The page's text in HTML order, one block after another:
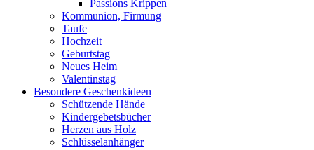
Passions Krippen
Kommunion, Firmung
Taufe
Hochzeit
Geburtstag
Neues Heim
Valentinstag
Besondere Geschenkideen
Schützende Hände
Kindergebetsbücher
Herzen aus Holz
Schlüsselanhänger